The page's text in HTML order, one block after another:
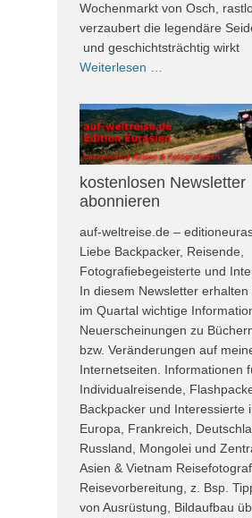
Wochenmarkt von Osch,
verzaubert die legendäre
und geschichtsträchtig wirkt
Weiterlesen …
kostenlosen Newsletter
abonnieren
auf-weltreise.de –
Liebe Backpacker, Reisende,
Fotografiebegeisterte und
In diesem Newsletter erhalten
im Quartal wichtige
Neuerscheinungen zu
bzw. Veränderungen auf
Internetseiten. Informationen
Individualreisende,
Backpacker und Interessierte
Europa, Frankreich,
Russland, Mongolei und
Asien & Vietnam
Reisevorbereitung, z. Bsp.
von Ausrüstung, Bildaufbau